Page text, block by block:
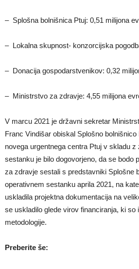
– Splošna bolnišnica Ptuj: 0,51 milijona
– Lokalna skupnost- konzorcijska
– Donacija gospodarstvenikov: 0,32
– Ministrstvo za zdravje: 4,55 milijona
V marcu 2021 je državni sekretar
Franc Vindišar obiskal Splošno bolnišnico
novega urgentnega centra Ptuj v skladu
sestanku je bilo dogovorjeno, da se bodo
za zdravje sestali s predstavniki Splošne
operativnem sestanku aprila 2021, na
uskladila projektna dokumentacija na
se uskladilo glede virov financiranja, ki so
metodologije.
Preberite še: